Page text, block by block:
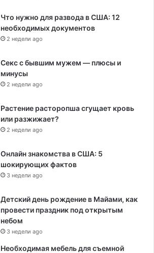
Что нужно для развода в США: 12
необходимых документов
2 недели ago
Секс с бывшим мужем — плюсы и
минусы
2 недели ago
Растение расторопша сгущает кровь
или разжижает?
2 недели ago
Онлайн знакомства в США: 5
шокирующих фактов
3 недели ago
Детский день рождение в Майами, как
провести праздник под открытым
небом
3 недели ago
Необходимая мебель для съемной